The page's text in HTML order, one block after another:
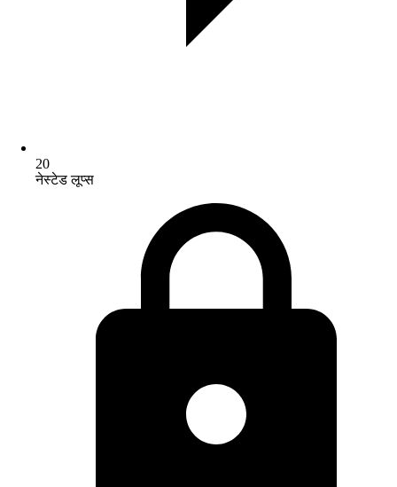
20
नेस्टेड लूप्स